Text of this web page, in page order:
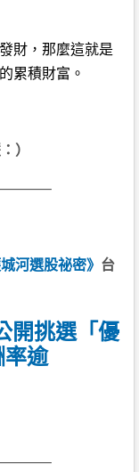
財，那麼這就是
累積財富。
）
河選股祕密》 台
開挑選「優
逾